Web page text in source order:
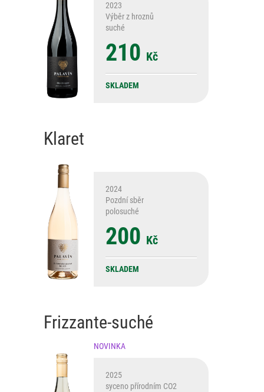
2023
Výběr z hroznů
suché
210 Kč
SKLADEM
Klaret
2024
Pozdní sběr
polosuché
200 Kč
SKLADEM
Frizzante-suché
NOVINKA
2025
syceno přírodním CO2